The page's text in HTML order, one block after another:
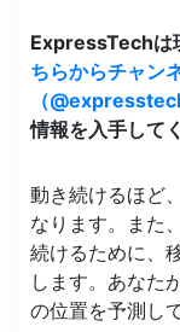
ExpressTechは
ちらからチャン
（
情報を入手して
動き続けるほど
なります。また
続けるために、
します。あなた
の位置を予測し